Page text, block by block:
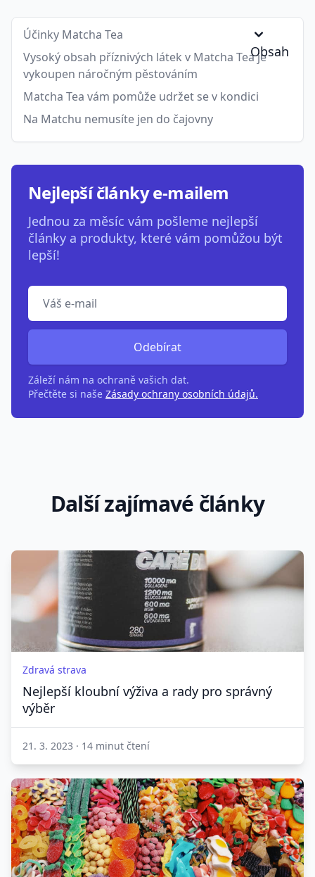
Obsah
Účinky Matcha Tea
Vysoký obsah příznivých látek v Matcha Tea je
vykoupen náročným pěstováním
Matcha Tea vám pomůže udržet se v kondici
Na Matchu nemusíte jen do čajovny
Nejlepší články e-mailem
Jednou za měsíc vám pošleme nejlepší
články a produkty, které vám pomůžou být
lepší!
Odebírat
Záleží nám na ochraně vašich dat.
Přečtěte si naše Zásady ochrany osobních údajů.
Další zajímavé články
Zdravá strava
Nejlepší kloubní výživa a rady pro správný
výběr
21. 3. 2023 · 14 minut čtení